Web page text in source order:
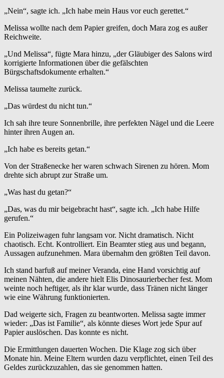
„Nein“, sagte ich. „Ich habe mein Haus vor euch gerettet.“
Melissa wollte nach dem Papier greifen, doch Mara zog es außer
Reichweite.
„Und Melissa“, fügte Mara hinzu, „der Gläubiger des Salons wird
korrigierte Informationen über die gefälschten
Bürgschaftsdokumente erhalten.“
Melissa taumelte zurück.
„Das würdest du nicht tun.“
Ich sah ihre teure Sonnenbrille, ihre perfekten Nägel und die Leere
hinter ihren Augen an.
„Ich habe es bereits getan.“
Von der Straßenecke her waren schwach Sirenen zu hören. Mom
drehte sich abrupt zur Straße um.
„Was hast du getan?“
„Das, was du mir beigebracht hast“, sagte ich. „Ich habe Hilfe
gerufen.“
Ein Polizeiwagen fuhr langsam vor. Nicht dramatisch. Nicht
chaotisch. Echt. Kontrolliert. Ein Beamter stieg aus und begann,
Aussagen aufzunehmen. Mara übernahm den größten Teil davon.
Ich stand barfuß auf meiner Veranda, eine Hand vorsichtig auf
meinen Nähten, die andere hielt Elis Dinosaurierbecher fest. Mom
weinte noch heftiger, als ihr klar wurde, dass Tränen nicht länger
wie eine Währung funktionierten.
Dad weigerte sich, Fragen zu beantworten. Melissa sagte immer
wieder: „Das ist Familie“, als könnte dieses Wort jede Spur auf
Papier auslöschen. Das konnte es nicht.
Die Ermittlungen dauerten Wochen. Die Klage zog sich über
Monate hin. Meine Eltern wurden dazu verpflichtet, einen Teil des
Geldes zurückzuzahlen, das sie genommen hatten.